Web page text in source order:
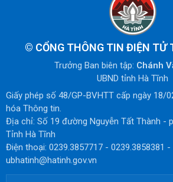
© CỔNG THÔNG TIN ĐIỆN TỬ
Trưởng Ban biên tập: Chánh
UBND tỉnh Hà Tĩnh
Giấy phép số 48/GP-BVHTT cấp ngày 18/
hóa Thông tin.
Địa chỉ: Số 19 đường Nguyễn Tất Thành -
Tỉnh Hà Tĩnh
Điện thoại: 0239.3857717 - 0239.3858381 -
ubhatinh@hatinh.gov.vn